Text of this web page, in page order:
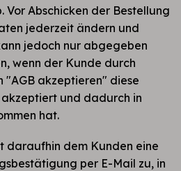
Vor Abschicken der Bestellung
jederzeit ändern und
jedoch nur abgegeben
wenn der Kunde durch
"AGB akzeptieren" diese
und dadurch in
hat.
daraufhin dem Kunden eine
per E-Mail zu, in